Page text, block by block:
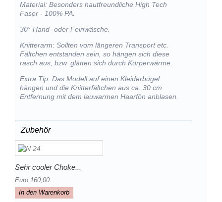
Material: Besonders hautfreundliche High Tech
Faser - 100% PA.
30° Hand- oder Feinwäsche.
Knitterarm: Sollten vom längeren Transport etc.
Fältchen entstanden sein, so hängen sich diese
rasch aus, bzw. glätten sich durch Körperwärme.
Extra Tip: Das Modell auf einen Kleiderbügel
hängen und die Knitterfältchen aus ca. 30 cm
Entfernung mit dem lauwarmen Haarfön anblasen.
Zubehör
Sehr cooler Choke...
Euro 160,00
In den Warenkorb